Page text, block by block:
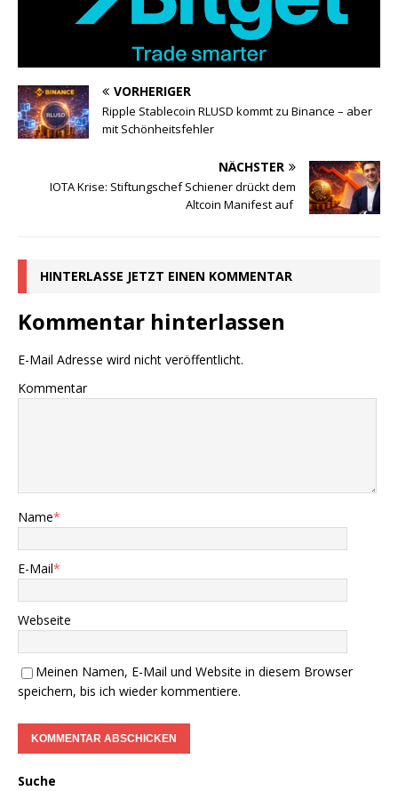
VORHERIGER
Ripple Stablecoin RLUSD kommt zu Binance – aber
mit Schönheitsfehler
NÄCHSTER
IOTA Krise: Stiftungschef Schiener drückt dem
Altcoin Manifest auf
HINTERLASSE JETZT EINEN KOMMENTAR
Kommentar hinterlassen
E-Mail Adresse wird nicht veröffentlicht.
Kommentar
Name*
E-Mail*
Webseite
Meinen Namen, E-Mail und Website in diesem Browser
speichern, bis ich wieder kommentiere.
Suche